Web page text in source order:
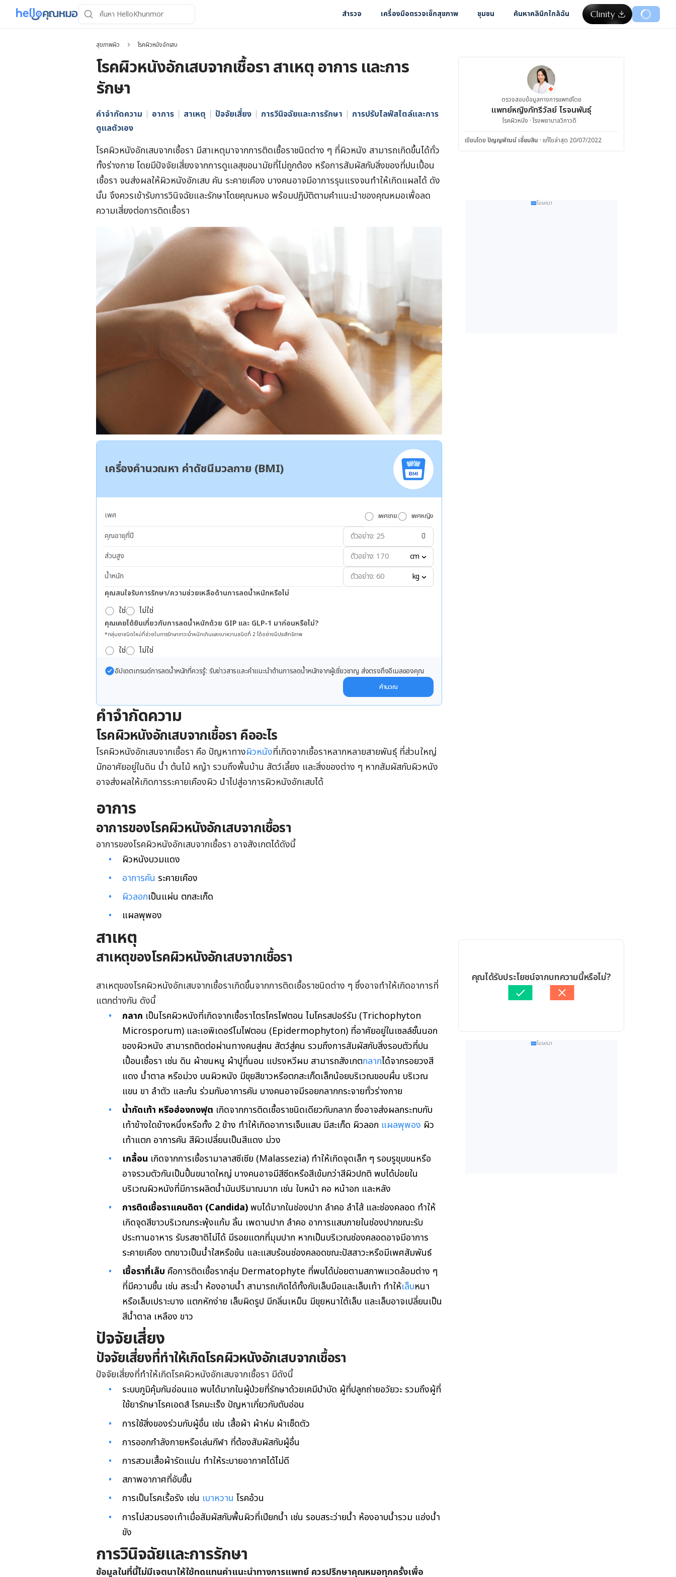
สำรวจ เครื่องมือตรวจเช็กสุขภาพ ชุมชน ค้นหาคลินิกใกล้ฉัน
สุขภาพผิว โรคผิวหนังอักเสบ
โรคผิวหนังอักเสบจากเชื้อรา สาเหตุ อาการ และการ
รักษา
คำจำกัดความ อาการ สาเหตุ ปัจจัยเสี่ยง การวินิจฉัยและการรักษา
การปรับไลฟ์สไตล์และการ
ดูแลตัวเอง
โรคผิวหนังอักเสบจากเชื้อรา มีสาเหตุมาจากการติดเชื้อราชนิดต่าง ๆ ที่ผิวหนัง สามารถเกิดขึ้นได้ทั่ว
ทั้งร่างกาย โดยมีปัจจัยเสี่ยงจากการดูแลสุขอนามัยที่ไม่ถูกต้อง หรือการสัมผัสกับสิ่งของที่ปนเปื้อน
เชื้อรา จนส่งผลให้ผิวหนังอักเสบ คัน ระคายเคือง บางคนอาจมีอาการรุนแรงจนทำให้เกิดแผลได้ ดัง
นั้น จึงควรเข้ารับการวินิจฉัยและรักษาโดยคุณหมอ พร้อมปฏิบัติตามคำแนะนำของคุณหมอเพื่อลด
ความเสี่ยงต่อการติดเชื้อรา
เครื่องคำนวณหา ค่าดัชนีมวลกาย (BMI)
เพศ เพศชาย เพศหญิง
คุณอายุกี่ปี
ปี
ส่วนสูง
cm
น้ำหนัก
kg
คุณสนใจรับการรักษา/ความช่วยเหลือด้านการลดน้ำหนักหรือไม่
ใช่ ไม่ใช่
คุณเคยได้ยินเกี่ยวกับการลดน้ำหนักด้วย GIP และ GLP-1 มาก่อนหรือไม่?
*กลุ่มยาชนิดใหม่ที่ช่วยในการรักษาภาวะน้ำหนักเกินและเบาหวานชนิดที่ 2 ได้อย่างมีประสิทธิภาพ
ใช่ ไม่ใช่
อัปเดตเทรนด์การลดน้ำหนักที่ควรรู้: รับข่าวสารและคำแนะนำด้านการลดน้ำหนักจากผู้เชี่ยวชาญ ส่งตรงถึงอีเมลของคุณ
คำนวณ
คำจำกัดความ
โรคผิวหนังอักเสบจากเชื้อรา คืออะไร
โรคผิวหนังอักเสบจากเชื้อรา คือ ปัญหาทางผิวหนังที่เกิดจากเชื้อราหลากหลายสายพันธุ์ ที่ส่วนใหญ่
มักอาศัยอยู่ในดิน น้ำ ต้นไม้ หญ้า รวมถึงพื้นบ้าน สัตว์เลี้ยง และสิ่งของต่าง ๆ หากสัมผัสกับผิวหนัง
อาจส่งผลให้เกิดการระคายเคืองผิว นำไปสู่อาการผิวหนังอักเสบได้
อาการ
อาการของโรคผิวหนังอักเสบจากเชื้อรา
อาการของโรคผิวหนังอักเสบจากเชื้อรา อาจสังเกตได้ดังนี้
ผิวหนังบวมแดง
อาการคัน ระคายเคือง
ผิวลอกเป็นแผ่น ตกสะเก็ด
แผลพุพอง
สาเหตุ
สาเหตุของโรคผิวหนังอักเสบจากเชื้อรา
สาเหตุของโรคผิวหนังอักเสบจากเชื้อราเกิดขึ้นจากการติดเชื้อราชนิดต่าง ๆ ซึ่งอาจทำให้เกิดอาการที่
แตกต่างกัน ดังนี้
กลาก เป็นโรคผิวหนังที่เกิดจากเชื้อราไตรโครไฟตอน ไมโครสปอร์รัม (Trichophyton
Microsporum) และเอพิเดอร์โมไฟตอน (Epidermophyton) ที่อาศัยอยู่ในเซลล์ชั้นนอก
ของผิวหนัง สามารถติดต่อผ่านทางคนสู่คน สัตว์สู่คน รวมถึงการสัมผัสกับสิ่งรอบตัวที่ปน
เปื้อนเชื้อรา เช่น ดิน ผ้าขนหนู ผ้าปูที่นอน แปรงหวีผม สามารถสังเกตกลากได้จากรอยวงสี
แดง น้ำตาล หรือม่วง บนผิวหนัง มีขุยสีขาวหรือตกสะเก็ดเล็กน้อยบริเวณขอบผื่น บริเวณ
แขน ขา ลำตัว และก้น ร่วมกับอาการคัน บางคนอาจมีรอยกลากกระจายทั่วร่างกาย
น้ำกัดเท้า หรือฮ่องกงฟุต เกิดจากการติดเชื้อราชนิดเดียวกับกลาก ซึ่งอาจส่งผลกระทบกับ
เท้าข้างใดข้างหนึ่งหรือทั้ง 2 ข้าง ทำให้เกิดอาการเจ็บแสบ มีสะเก็ด ผิวลอก แผลพุพอง ผิว
เท้าแตก อาการคัน สีผิวเปลี่ยนเป็นสีแดง ม่วง
เกลื้อน เกิดจากการเชื้อรามาลาสซีเซีย (Malassezia) ทำให้เกิดจุดเล็ก ๆ รอบรูขุมขนหรือ
อาจรวมตัวกันเป็นปื้นขนาดใหญ่ บางคนอาจมีสีซีดหรือสีเข้มกว่าสีผิวปกติ พบได้บ่อยใน
บริเวณผิวหนังที่มีการผลิตน้ำมันปริมาณมาก เช่น ใบหน้า คอ หน้าอก และหลัง
การติดเชื้อราแคนดิดา (Candida)พบได้มากในช่องปาก ลำคอ ลำไส้ และช่องคลอด ทำให้
เกิดจุดสีขาวบริเวณกระพุ้งแก้ม ลิ้น เพดานปาก ลำคอ อาการแสบภายในช่องปากขณะรับ
ประทานอาหาร รับรสชาติไม่ได้ มีรอยแตกที่มุมปาก หากเป็นบริเวณช่องคลอดอาจมีอาการ
ระคายเคือง ตกขาวเป็นน้ำใสหรือข้น และแสบร้อนช่องคลอดขณะปัสสาวะหรือมีเพศสัมพันธ์
เชื้อราที่เล็บ คือการติดเชื้อรากลุ่ม Dermatophyte ที่พบได้บ่อยตามสภาพแวดล้อมต่าง ๆ
ที่มีความชื้น เช่น สระน้ำ ห้องอาบน้ำ สามารถเกิดได้ทั้งกับเล็บมือและเล็บเท้า ทำให้เล็บหนา
หรือเล็บเปราะบาง แตกหักง่าย เล็บผิดรูป มีกลิ่นเหม็น มีขุยหนาใต้เล็บ และเล็บอาจเปลี่ยนเป็น
สีน้ำตาล เหลือง ขาว
ปัจจัยเสี่ยง
ปัจจัยเสี่ยงที่ทำให้เกิดโรคผิวหนังอักเสบจากเชื้อรา
ปัจจัยเสี่ยงที่ทำให้เกิดโรคผิวหนังอักเสบจากเชื้อรา มีดังนี้
ระบบภูมิคุ้มกันอ่อนแอ พบได้มากในผู้ป่วยที่รักษาด้วยเคมีบำบัด ผู้ที่ปลูกถ่ายอวัยวะ รวมถึงผู้ที่
ใช้ยารักษาโรคเอดส์ โรคมะเร็ง ปัญหาเกี่ยวกับตับอ่อน
การใช้สิ่งของร่วมกับผู้อื่น เช่น เสื้อผ้า ผ้าห่ม ผ้าเช็ดตัว
การออกกำลังกายหรือเล่นกีฬา ที่ต้องสัมผัสกับผู้อื่น
การสวมเสื้อผ้ารัดแน่น ทำให้ระบายอากาศได้ไม่ดี
สภาพอากาศที่อับชื้น
การเป็นโรคเรื้อรัง เช่น เบาหวาน โรคอ้วน
การไม่สวมรองเท้าเมื่อสัมผัสกับพื้นผิวที่เปียกน้ำ เช่น รอบสระว่ายน้ำ ห้องอาบน้ำรวม แอ่งน้ำ
ขัง
การวินิจฉัยและการรักษา
ข้อมูลในที่นี้ไม่มีเจตนาให้ใช้ทดแทนคำแนะนำทางการแพทย์ ควรปรึกษาคุณหมอทุกครั้งเพื่อ
ตรวจสอบข้อมูลทางการแพทย์โดย
แพทย์หญิงภัทรีวัลย์ โรจนพันธุ์
โรคผิวหนัง · โรงพยาบาลวิภาวดี
เขียนโดย ปัญญพัฒน์ เอี่ยมสิน · แก้ไขล่าสุด 20/07/2022
โฆษณา
คุณได้รับประโยชน์จากบทความนี้หรือไม่?
โฆษณา